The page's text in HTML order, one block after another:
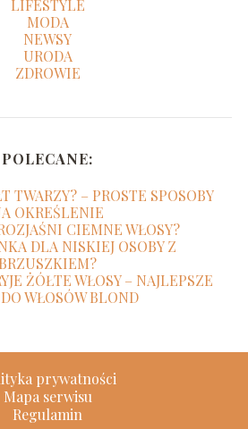
LIFESTYLE
MODA
NEWSY
URODA
ZDROWIE
POLECANE:
TWARZY? – PROSTE SPOSOBY
OKREŚLENIE
CIEMNE WŁOSY?
DLA NISKIEJ OSOBY Z
BRZUSZKIEM?
ŻÓŁTE WŁOSY – NAJLEPSZE
DO WŁOSÓW BLOND
prywatności
Mapa serwisu
Regulamin